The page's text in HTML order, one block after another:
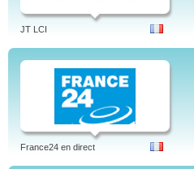
JT LCI
France24 en direct